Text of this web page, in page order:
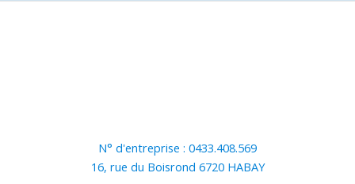
N° d'entreprise : 0433.408.569
16, rue du Boisrond 6720 HABAY